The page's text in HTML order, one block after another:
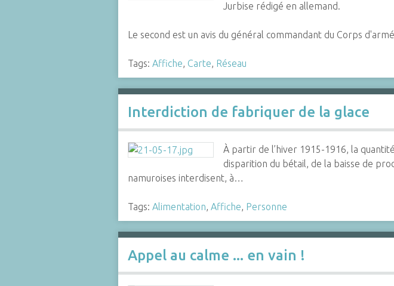
Jurbise rédigé en allemand.
Le second est un avis du général commandant du Corps
Tags: Affiche, Carte, Réseau
Interdiction de fabriquer de la glace
À partir de l’hiver 1915-1916, la
disparition du bétail, de la baisse de
namuroises interdisent, à…
Tags: Alimentation, Affiche, Personne
Appel au calme ... en vain !